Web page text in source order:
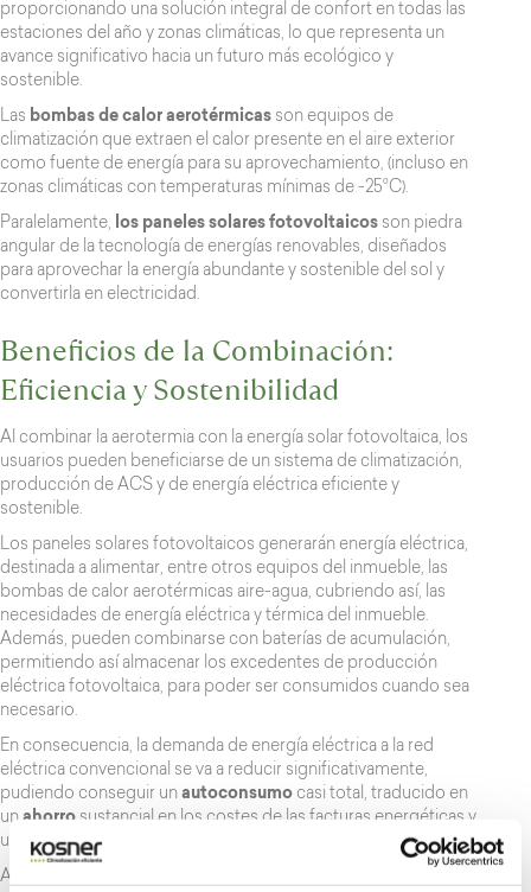
proporcionando una solución integral de confort en todas las
estaciones del año y zonas climáticas, lo que representa un
avance significativo hacia un futuro más ecológico y
sostenible.
Las bombas de calor aerotérmicas son equipos de
climatización que extraen el calor presente en el aire exterior
como fuente de energía para su aprovechamiento, (incluso en
zonas climáticas con temperaturas mínimas de -25°C).
Paralelamente, los paneles solares fotovoltaicos son piedra
angular de la tecnología de energías renovables, diseñados
para aprovechar la energía abundante y sostenible del sol y
convertirla en electricidad.
Beneficios de la Combinación:
Eficiencia y Sostenibilidad
Al combinar la aerotermia con la energía solar fotovoltaica, los
usuarios pueden beneficiarse de un sistema de climatización,
producción de ACS y de energía eléctrica eficiente y
sostenible.
Los paneles solares fotovoltaicos generarán energía eléctrica,
destinada a alimentar, entre otros equipos del inmueble, las
bombas de calor aerotérmicas aire-agua, cubriendo así, las
necesidades de energía eléctrica y térmica del inmueble.
Además, pueden combinarse con baterías de acumulación,
permitiendo así almacenar los excedentes de producción
eléctrica fotovoltaica, para poder ser consumidos cuando sea
necesario.
En consecuencia, la demanda de energía eléctrica a la red
eléctrica convencional se va a reducir significativamente,
pudiendo conseguir un autoconsumo casi total, traducido en
un ahorro sustancial en los costes de las facturas energéticas y
una mejorade la clasificación energética del inmueble.
Además, los requisitos mínimos de mantenimiento y la larga